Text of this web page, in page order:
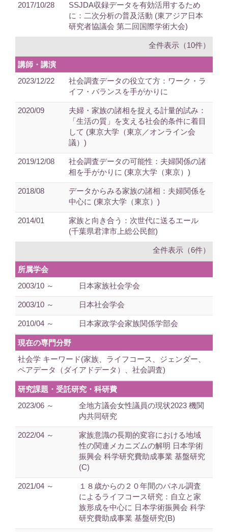
2017/10/28
SSJDA収録データを有効活用するため
に：二次分析の普及活動 (東アジア日本
研究者協議会 第二回国際学術大会)
全件表示（10件）
講師・講演
2023/12/22
社会調査データの役立て方：ワーク・ラ
イフ・バランスを手がかりに
2020/09
夫婦・家族の諸相を捉える計量的試み：
「生活の質」を支える社会的条件に着目
して (東京大学（東京／オンライン会
議）)
2019/12/08
社会調査データの可能性：夫婦関係の諸
相を手がかりに (東京大学（東京）)
2018/08
データからみる家族の諸相：夫婦関係を
中心に (東京大学（東京）)
2014/01
家族と向き合う：次世代に送るエール
(千葉県君津市上総公民館)
全件表示（6件）
所属学会
2003/10 ～
日本家族社会学会
2003/10 ～ 日本社会学会
2010/04 ～ 日本家政学会家族関係学部会
現在の専門分野
社会学 キーワード(家族、ライフコース、ジェンダー、
ペアデータ（ダイアドデータ）、社会調査)
研究課題・受託研究・科研費
2023/06 ～
全地方議会女性議員の現状2023 機関
内共同研究
2022/04 ～
家族意識の長期的変容における地域
性の関連メカニズムの解明 日本学術
振興会 科学研究費助成事業 基盤研究
(C)
2021/04 ～
１８歳からの２０年間のパネル調査
によるライフコース研究：自立と家
族形成を中心に 日本学術振興会 科学
研究費助成事業 基盤研究(B)